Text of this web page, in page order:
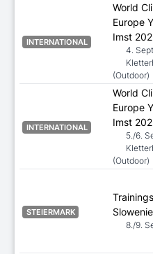
INTERNATIONAL
World
Europe
Imst
4.
(Outdoor)
INTERNATIONAL
World
Europe
Imst
5./6.
(Outdoor)
STEIERMARK
8./9.